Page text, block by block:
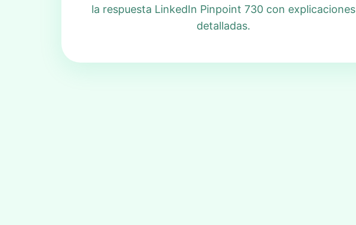
la respuesta LinkedIn Pinpoint 730 con explicaciones
detalladas.